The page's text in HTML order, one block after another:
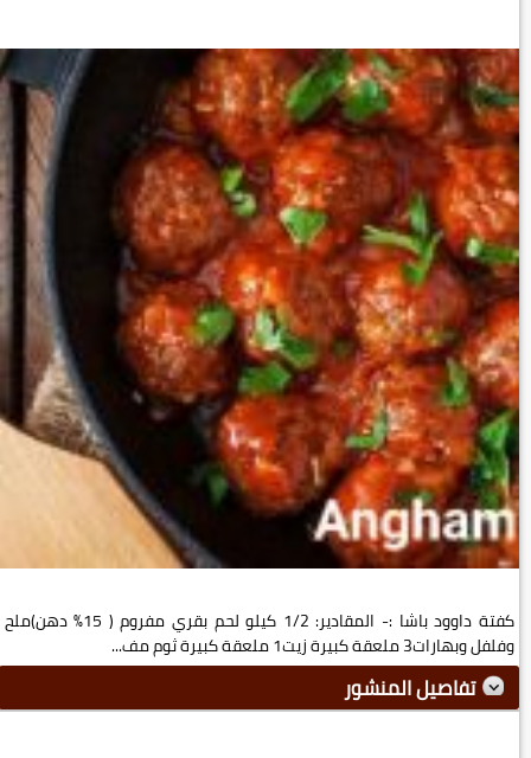
كفتة داوود باشا :- المقادير: 1/2 كيلو لحم بقري مفروم ( 15% دهن)ملح
وفلفل وبهارات3 ملعقة كبيرة زيت1 ملعقة كبيرة ثوم مف...
تفاصيل المنشور